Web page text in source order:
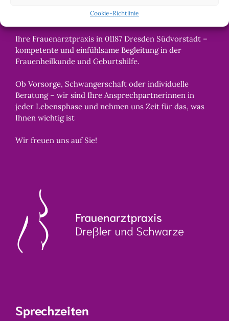
Cookie-Richtlinie
Ihre Frauenarztpraxis in 01187 Dresden Südvorstadt –
kompetente und einfühlsame Begleitung in der
Frauenheilkunde und Geburtshilfe.
Ob Vorsorge, Schwangerschaft oder individuelle
Beratung – wir sind Ihre Ansprechpartnerinnen in
jeder Lebensphase und nehmen uns Zeit für das, was
Ihnen wichtig ist
Wir freuen uns auf Sie!
Sprechzeiten